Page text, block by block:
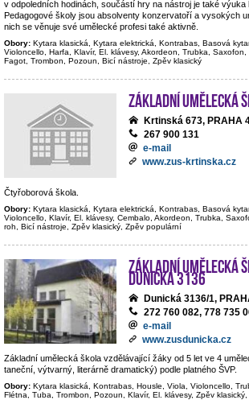
v odpoledních hodinách, součástí hry na nástroj je také výuka
Pedagogové školy jsou absolventy konzervatoří a vysokých
nich se věnuje své umělecké profesi také aktivně.
Obory: Kytara klasická, Kytara elektrická, Kontrabas, Basová
Violoncello, Harfa, Klavír, El. klávesy, Akordeon, Trubka, Saxofon,
Fagot, Trombon, Pozoun, Bicí nástroje, Zpěv klasický
Základní umělecká
Krtinská 673, PRAHA
267 900 131
e-mail
www.zus-krtinska.cz
Čtyřoborová škola.
Obory: Kytara klasická, Kytara elektrická, Kontrabas, Basová
Violoncello, Klavír, El. klávesy, Cembalo, Akordeon, Trubka,
roh, Bicí nástroje, Zpěv klasický, Zpěv populární
Základní umělecká
Dunická 3136
Dunická 3136/1,
272 760 082, 778 735
e-mail
www.zusdunicka.cz
Základní umělecká škola vzdělávající žáky od 5 let ve 4
taneční, výtvarný, literárně dramatický) podle platného ŠVP.
Obory: Kytara klasická, Kontrabas, Housle, Viola, Violoncello,
Flétna, Tuba, Trombon, Pozoun, Klavír, El. klávesy, Zpěv